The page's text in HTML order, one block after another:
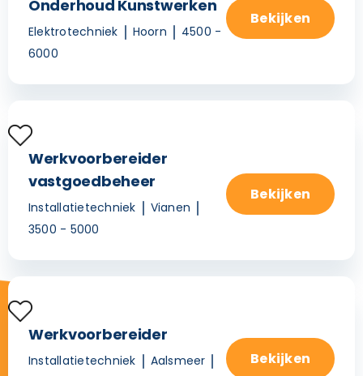
Onderhoud Kunstwerken
Elektrotechniek Hoorn
4500 -
6000
Bekijken
Werkvoorbereider
vastgoedbeheer
Installatietechniek
Vianen
3500 - 5000
Bekijken
Werkvoorbereider
Installatietechniek
Aalsmeer
Bekijken